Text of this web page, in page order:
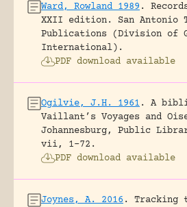
Ward, Rowland 1989 .
XXII edition.
San Antonio
Publications (Division of
International).
PDF download available
Ogilvie, J.H. 1961 .
A
Vaillant’s Voyages and
Johannesburg, Public
vii, 1-72.
PDF download available
Joynes, A. 2016 .
Tracking